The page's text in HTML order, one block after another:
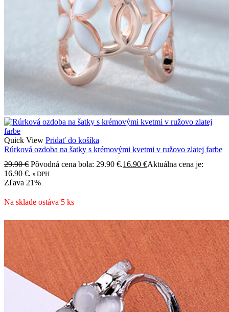
Quick View Pridať do košíka
Rúrková ozdoba na šatky s krémovými kvetmi v ružovo zlatej farbe
29.90€ Pôvodná cena bola: 29.90 €.16.90 €Aktuálna cena je:
16.90 €. s DPH
Zľava 21%
Na sklade ostáva 5 ks